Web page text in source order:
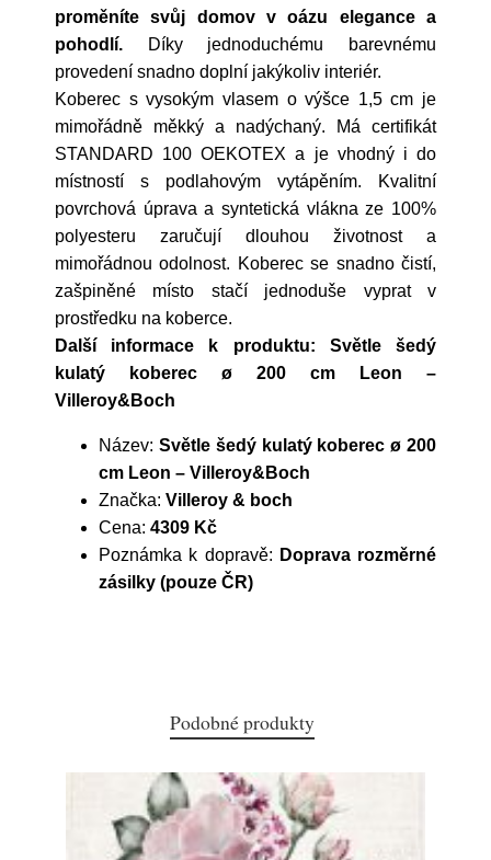
proměníte svůj domov v oázu elegance a
pohodlí. Díky jednoduchému barevnému
provedení snadno doplní jakýkoliv interiér.
Koberec s vysokým vlasem o výšce 1,5 cm je
mimořádně měkký a nadýchaný. Má certifikát
STANDARD 100 OEKOTEX a je vhodný i do
místností s podlahovým vytápěním. Kvalitní
povrchová úprava a syntetická vlákna ze 100%
polyesteru zaručují dlouhou životnost a
mimořádnou odolnost. Koberec se snadno čistí,
zašpiněné místo stačí jednoduše vyprat v
prostředku na koberce.
Další informace k produktu: Světle šedý
kulatý koberec ø 200 cm Leon –
Villeroy&Boch
Název: Světle šedý kulatý koberec ø 200
cm Leon – Villeroy&Boch
Značka: Villeroy & boch
Cena: 4309 Kč
Poznámka k dopravě: Doprava rozměrné
zásilky (pouze ČR)
Podobné produkty